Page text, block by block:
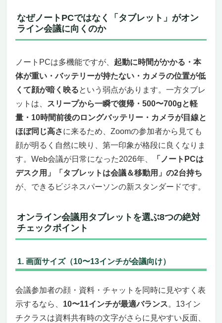
なぜノートPCではなく「タブレット」がオン
ライン会議に向くのか
ノートPCは多機能ですが、 起動に時間がかかる・本
体が重い・バッテリーが持たない・カメラの位置が低
くて顔が暗く映るという弱点があります。一方タブレ
ットは、
スリープから一瞬で復帰・500〜700gと軽
量・10時間前後のロングバッテリー・カメラが目線と
ほぼ同じ高さに来るため、Zoomの参加者から見ても
顔が明るく自然に映り、第一印象が格段に良くなりま
す。Web会議が日常になった2026年、
「ノートPCは
デスク用」「タブレットは会議＆移動用」の2台持ち
が、できるビジネスパーソンの新スタンダードです。
オンライン会議用タブレットを選ぶ8つの絶対
チェックポイント
1. 画面サイズ（10〜13インチが会議向け）
会議参加者の顔・資料・チャットを同時に見やすく表
示するなら、 10〜11インチが最適バランス。13イン
チクラスは資料共有時の文字がさらに見やすい反面、